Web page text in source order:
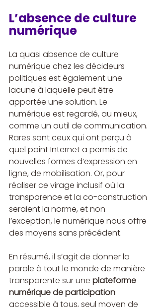
L’absence de culture
numérique
La quasi absence de culture
numérique chez les décideurs
politiques est également une
lacune à laquelle peut être
apportée une solution. Le
numérique est regardé, au mieux,
comme un outil de communication.
Rares sont ceux qui ont perçu à
quel point Internet a permis de
nouvelles formes d’expression en
ligne, de mobilisation. Or, pour
réaliser ce virage inclusif où la
transparence et la co-construction
seraient la norme, et non
l’exception, le numérique nous offre
des moyens sans précédent.
En résumé, il s’agit de donner la
parole à tout le monde de manière
transparente sur une plateforme
numérique de participation
accessible à tous, seul moyen de